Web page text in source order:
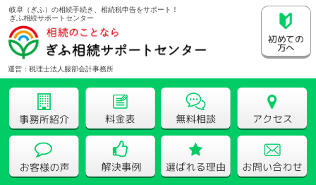
岐阜（ぎふ）の相続手続き、相続税申告をサポート！
ぎふ相続サポートセンター
運営：税理士法人服部会計事務所
初めての
方へ